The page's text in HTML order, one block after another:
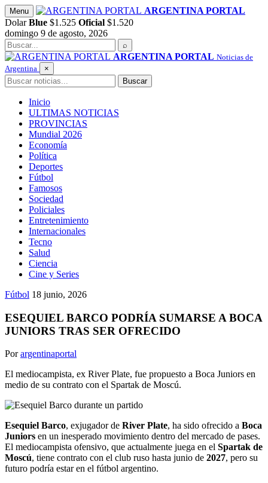
Saltar
al
contenido
Menu
ARGENTINA PORTAL
Dolar Blue $1.525 Oficial $1.520
domingo 9 de agosto, 2026
Buscar
⌕
ARGENTINA PORTAL Noticias de
Argentina
×
Buscar Buscar
Inicio
ULTIMAS NOTICIAS
PROVINCIAS
Mundial 2026
Economía
Política
Deportes
Fútbol
Famosos
Sociedad
Policiales
Entretenimiento
Internacionales
Tecno
Salud
Ciencia
Cine y Series
Fútbol 18 junio, 2026
ESEQUIEL BARCO PODRÍA SUMARSE A BOCA
JUNIORS TRAS SER OFRECIDO
Porargentinaportal
El mediocampista, ex River Plate, fue propuesto a Boca Juniors en
medio de su contrato con el Spartak de Moscú.
Esequiel Barco, exjugador de River Plate, ha sido ofrecido a Boca
Juniors en un inesperado movimiento dentro del mercado de pases.
El mediocampista ofensivo, que actualmente juega en el Spartak de
Moscú, tiene contrato con el club ruso hasta junio de 2027, pero su
futuro podría estar en el fútbol argentino.